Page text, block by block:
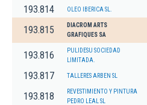
193.814 OLEO IBERICA SL.
193.815
DIACROM ARTS
GRAFIQUES SA
193.816
PULIDESU SOCIEDAD
LIMITADA.
193.817 TALLERES ARBEN SL
193.818
REVESTIMIENTO Y PINTURA
PEDRO LEAL SL